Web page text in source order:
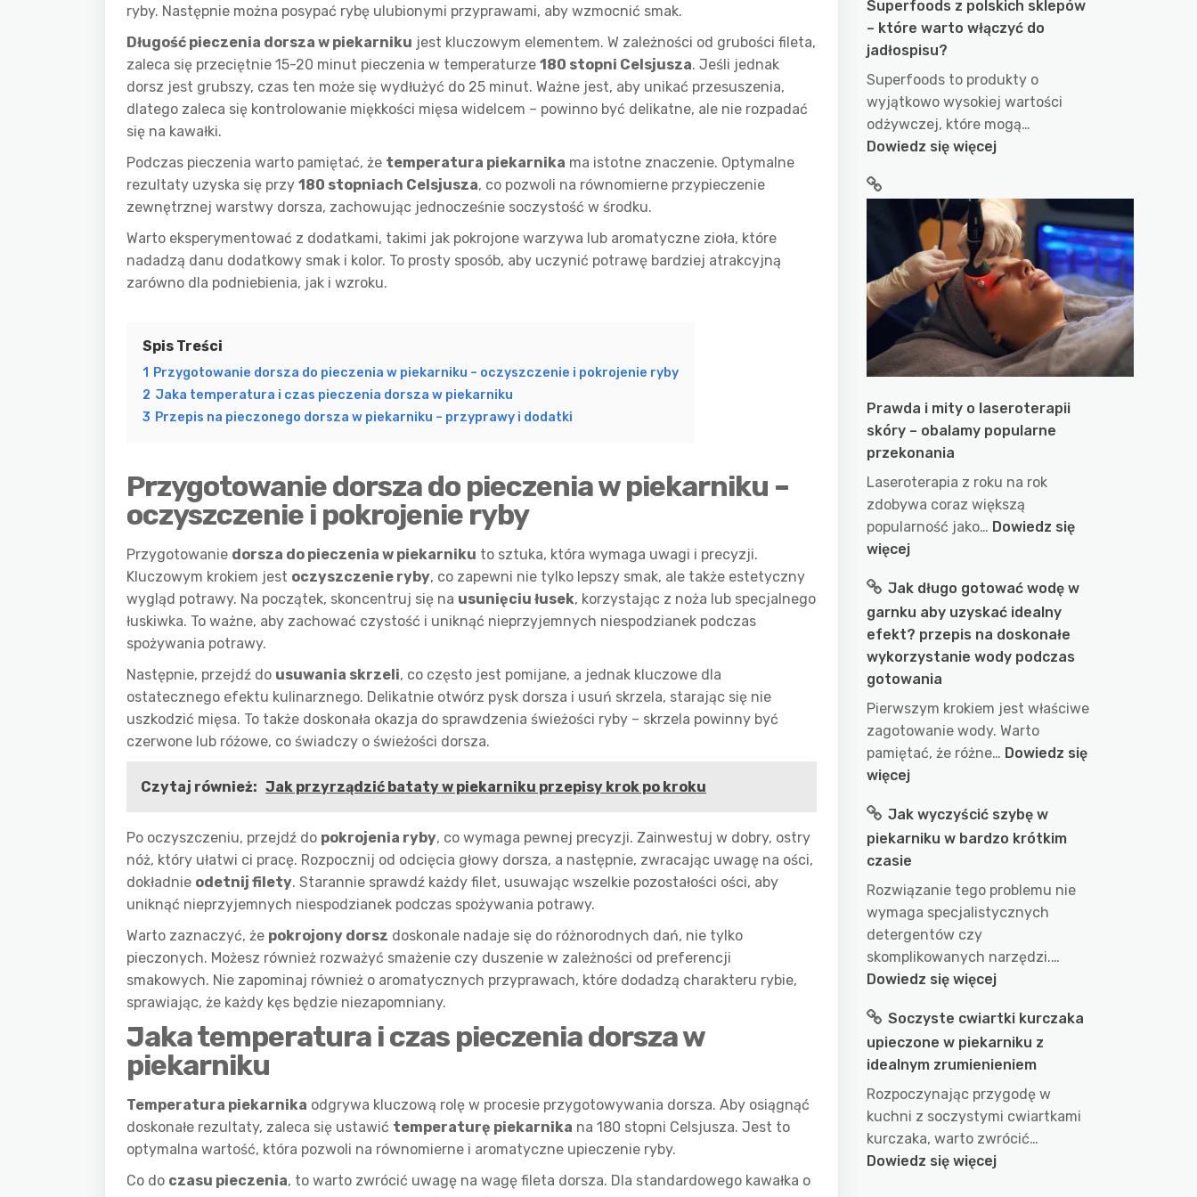
ryby. Następnie można posypać rybę ulubionymi przyprawami, aby wzmocnić smak.
Długość pieczenia dorsza w piekarniku jest kluczowym elementem. W zależności od grubości fileta,
zaleca się przeciętnie 15-20 minut pieczenia w temperaturze 180 stopni Celsjusza. Jeśli jednak
dorsz jest grubszy, czas ten może się wydłużyć do 25 minut. Ważne jest, aby unikać przesuszenia,
dlatego zaleca się kontrolowanie miękkości mięsa widelcem – powinno być delikatne, ale nie rozpadać
się na kawałki.
Podczas pieczenia warto pamiętać, że temperatura piekarnika ma istotne znaczenie. Optymalne
rezultaty uzyska się przy 180 stopniach Celsjusza, co pozwoli na równomierne przypieczenie
zewnętrznej warstwy dorsza, zachowując jednocześnie soczystość w środku.
Warto eksperymentować z dodatkami, takimi jak pokrojone warzywa lub aromatyczne zioła, które
nadadzą danu dodatkowy smak i kolor. To prosty sposób, aby uczynić potrawę bardziej atrakcyjną
zarówno dla podniebienia, jak i wzroku.
Spis Treści
1
Przygotowanie dorsza do pieczenia w piekarniku – oczyszczenie i pokrojenie ryby
2 Jaka temperatura i czas pieczenia dorsza w piekarniku
3 Przepis na pieczonego dorsza w piekarniku – przyprawy i dodatki
Przygotowanie dorsza do pieczenia w piekarniku –
oczyszczenie i pokrojenie ryby
Przygotowanie dorsza do pieczenia w piekarniku to sztuka, która wymaga uwagi i precyzji.
Kluczowym krokiem jest oczyszczenie ryby, co zapewni nie tylko lepszy smak, ale także estetyczny
wygląd potrawy. Na początek, skoncentruj się na usunięciu łusek, korzystając z noża lub specjalnego
łuskiwka. To ważne, aby zachować czystość i uniknąć nieprzyjemnych niespodzianek podczas
spożywania potrawy.
Następnie, przejdź do usuwania skrzeli, co często jest pomijane, a jednak kluczowe dla
ostatecznego efektu kulinarznego. Delikatnie otwórz pysk dorsza i usuń skrzela, starając się nie
uszkodzić mięsa. To także doskonała okazja do sprawdzenia świeżości ryby – skrzela powinny być
czerwone lub różowe, co świadczy o świeżości dorsza.
Czytaj również: Jak przyrządzić bataty w piekarniku przepisy krok po kroku
Po oczyszczeniu, przejdź do pokrojenia ryby, co wymaga pewnej precyzji. Zainwestuj w dobry, ostry
nóż, który ułatwi ci pracę. Rozpocznij od odcięcia głowy dorsza, a następnie, zwracając uwagę na ości,
dokładnie odetnij filety. Starannie sprawdź każdy filet, usuwając wszelkie pozostałości ości, aby
uniknąć nieprzyjemnych niespodzianek podczas spożywania potrawy.
Warto zaznaczyć, że pokrojony dorsz doskonale nadaje się do różnorodnych dań, nie tylko
pieczonych. Możesz również rozważyć smażenie czy duszenie w zależności od preferencji
smakowych. Nie zapominaj również o aromatycznych przyprawach, które dodadzą charakteru rybie,
sprawiając, że każdy kęs będzie niezapomniany.
Jaka temperatura i czas pieczenia dorsza w
piekarniku
Temperatura piekarnika odgrywa kluczową rolę w procesie przygotowywania dorsza. Aby osiągnąć
doskonałe rezultaty, zaleca się ustawić temperaturę piekarnika na 180 stopni Celsjusza. Jest to
optymalna wartość, która pozwoli na równomierne i aromatyczne upieczenie ryby.
Co do czasu pieczenia, to warto zwrócić uwagę na wagę fileta dorsza. Dla standardowego kawałka o
Superfoods z polskich sklepów
– które warto włączyć do
jadłospisu?
Superfoods to produkty o
wyjątkowo wysokiej wartości
odżywczej, które mogą…
Dowiedz się więcej:
polskich
sklepów
–
które
warto
włączyć
do
jadłospisu?
Prawda i mity o laseroterapii
skóry – obalamy popularne
przekonania
Laseroterapia z roku na rok
zdobywa coraz większą
popularność jako… Dowiedz się
więcej:
i
mity
o
laseroterapii
skóry
–
obalamy
popularne
przekonania
Jak długo gotować wodę w
garnku aby uzyskać idealny
efekt? przepis na doskonałe
wykorzystanie wody podczas
gotowania
Pierwszym krokiem jest właściwe
zagotowanie wody. Warto
pamiętać, że różne… Dowiedz się
więcej:
długo
gotować
wodę
w
garnku
aby
uzyskać
idealny
przepis
na
doskonałe
wykorzystanie
wody
podczas
gotowania
Jak wyczyścić szybę w
piekarniku w bardzo krótkim
czasie
Rozwiązanie tego problemu nie
wymaga specjalistycznych
detergentów czy
skomplikowanych narzędzi.…
Dowiedz się więcej:
wyczyścić
szybę
w
piekarniku
w
bardzo
krótkim
Soczyste cwiartki kurczaka
upieczone w piekarniku z
idealnym zrumienieniem
Rozpoczynając przygodę w
kuchni z soczystymi cwiartkami
kurczaka, warto zwrócić…
Dowiedz się więcej: